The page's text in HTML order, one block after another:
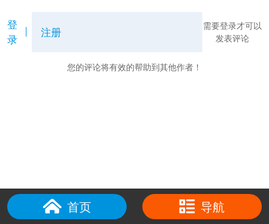
登
录
注册
需要登录才可以
发表评论
您的评论将有效的帮助到其他作者！
首页 导航